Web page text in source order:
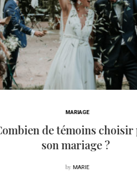
de témoins choisir pour
son mariage ?